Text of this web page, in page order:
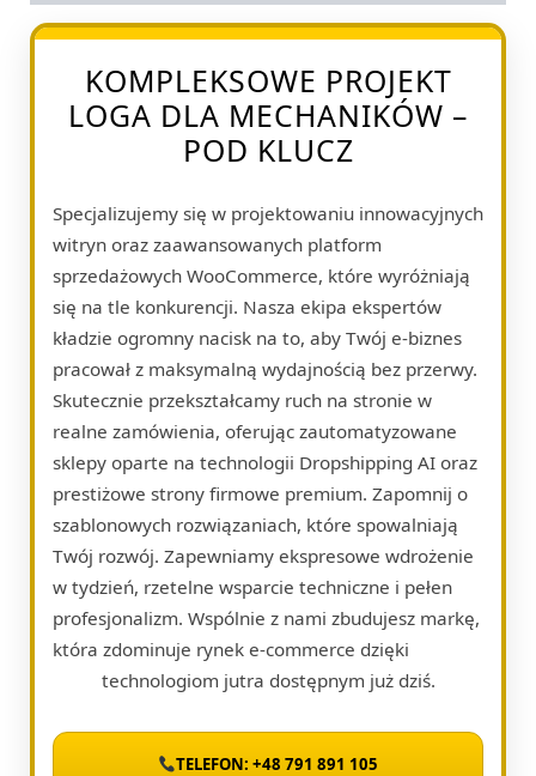
KOMPLEKSOWE PROJEKT
LOGA DLA MECHANIKÓW –
POD KLUCZ
Specjalizujemy się w projektowaniu innowacyjnych
witryn oraz zaawansowanych platform
sprzedażowych WooCommerce, które wyróżniają
się na tle konkurencji. Nasza ekipa ekspertów
kładzie ogromny nacisk na to, aby Twój e-biznes
pracował z maksymalną wydajnością bez przerwy.
Skutecznie przekształcamy ruch na stronie w
realne zamówienia, oferując zautomatyzowane
sklepy oparte na technologii Dropshipping AI oraz
prestiżowe strony firmowe premium. Zapomnij o
szablonowych rozwiązaniach, które spowalniają
Twój rozwój. Zapewniamy ekspresowe wdrożenie
w tydzień, rzetelne wsparcie techniczne i pełen
profesjonalizm. Wspólnie z nami zbudujesz markę,
która zdominuje rynek e-commerce dzięki
technologiom jutra dostępnym już dziś.
TELEFON: +48 791 891 105